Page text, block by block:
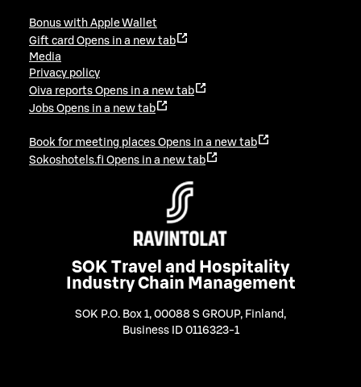
Bonus with Apple Wallet
Gift card Opens in a new tab
Media
Privacy policy
Oiva reports Opens in a new tab
Jobs Opens in a new tab
Book for meeting places Opens in a new tab
Sokoshotels.fi Opens in a new tab
SOK Travel and Hospitality
Industry Chain Management
SOK P.O. Box 1, 00088 S GROUP, Finland ,
Business ID 0116323-1